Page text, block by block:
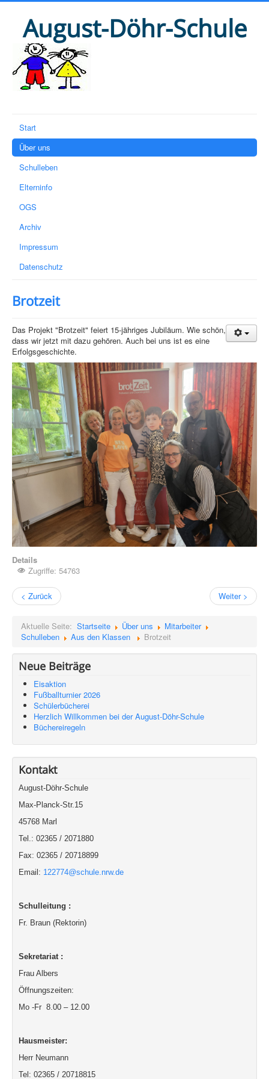
August-Döhr-Schule
Start
Über uns
Schulleben
Elterninfo
OGS
Archiv
Impressum
Datenschutz
Brotzeit
Das Projekt "Brotzeit" feiert 15-jähriges Jubiläum. Wie schön,
dass wir jetzt mit dazu gehören. Auch bei uns ist es eine
Erfolgsgeschichte.
Details
Zugriffe: 54763
< Zurück Weiter >
Aktuelle Seite: Startseite Über uns
Mitarbeiter
Schulleben
Aus den Klassen Brotzeit
Neue Beiträge
Eisaktion
Fußballturnier 2026
Schülerbücherei
Herzlich Willkommen bei der August-Döhr-Schule
Büchereiregeln
Kontakt
August-Döhr-Schule
Max-Planck-Str.15
45768 Marl
Tel.: 02365 / 2071880
Fax: 02365 / 20718899
Email: 122774@schule.nrw.de
Schulleitung :
Fr. Braun (Rektorin)
Sekretariat :
Frau Albers
Öffnungszeiten:
Mo -Fr 8.00 – 12.00
Hausmeister:
Herr Neumann
Tel: 02365 / 20718815